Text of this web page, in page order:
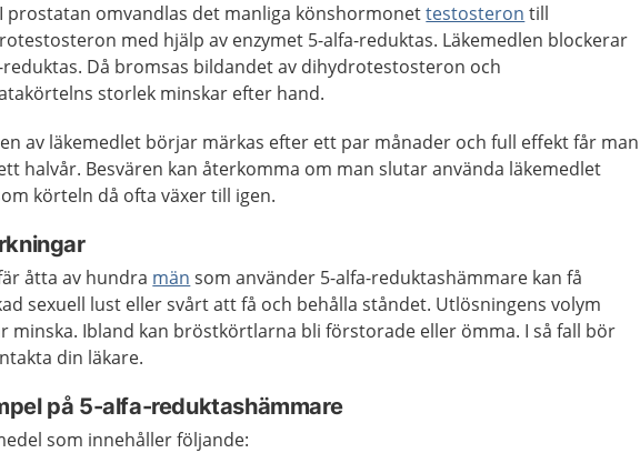
prostatan omvandlas det manliga könshormonettestosteron till
med hjälp av enzymet 5-alfa-reduktas. Läkemedlen blockerar
reduktas. Då bromsas bildandet av dihydrotestosteron och
storlek minskar efter hand.
av läkemedlet börjar märkas efter ett par månader och full effekt får man
halvår. Besvären kan återkomma om man slutar använda läkemedlet
körteln då ofta växer till igen.
åtta av hundra män som använder 5-alfa-reduktashämmare kan få
sexuell lust eller svårt att få och behålla ståndet. Utlösningens volym
minska. Ibland kan bröstkörtlarna bli förstorade eller ömma. I så fall bör
din läkare.
på 5-alfa-reduktashämmare
som innehåller följande: